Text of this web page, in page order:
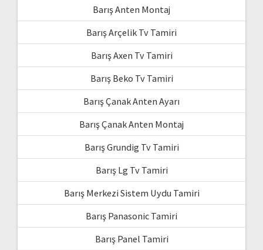
Barış Anten Montaj
Barış Arçelik Tv Tamiri
Barış Axen Tv Tamiri
Barış Beko Tv Tamiri
Barış Çanak Anten Ayarı
Barış Çanak Anten Montaj
Barış Grundig Tv Tamiri
Barış Lg Tv Tamiri
Barış Merkezi Sistem Uydu Tamiri
Barış Panasonic Tamiri
Barış Panel Tamiri